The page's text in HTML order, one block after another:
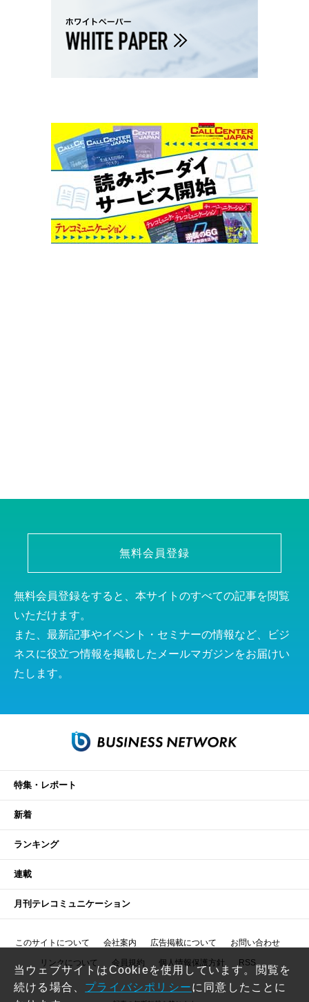
無料会員登録
無料会員登録をすると、本サイトのすべての記事を閲覧
いただけます。
また、最新記事やイベント・セミナーの情報など、ビジ
ネスに役立つ情報を掲載したメールマガジンをお届けい
たします。
特集・レポート
新着
ランキング
連載
月刊テレコミュニケーション
このサイトについて 会社案内 広告掲載について お問い合わせ
リンクについて 会員規約 個人情報保護方針 RSS
当ウェブサイトはCookieを使用しています。閲覧を
続ける場合、 プライバシポリシーに同意したことに